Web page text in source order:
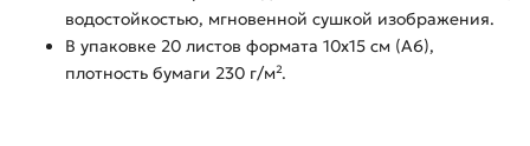
водостойкостью, мгновенной сушкой изображения.
В упаковке 20 листов формата 10х15 см (А6),
плотность бумаги 230 г/м².